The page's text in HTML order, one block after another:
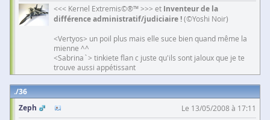
<<< Kernel Extremis©®™ >>> et Inventeur de la
différence administratif/judiciaire !(©Yoshi Noir)
<Vertyos> un poil plus mais elle suce bien quand même la
mienne ^^
<Sabrina`> tinkiete flan c juste qu'ils sont jaloux que je te
trouve aussi appétissant
36
Zeph
Le 13/05/2008 à 17:11